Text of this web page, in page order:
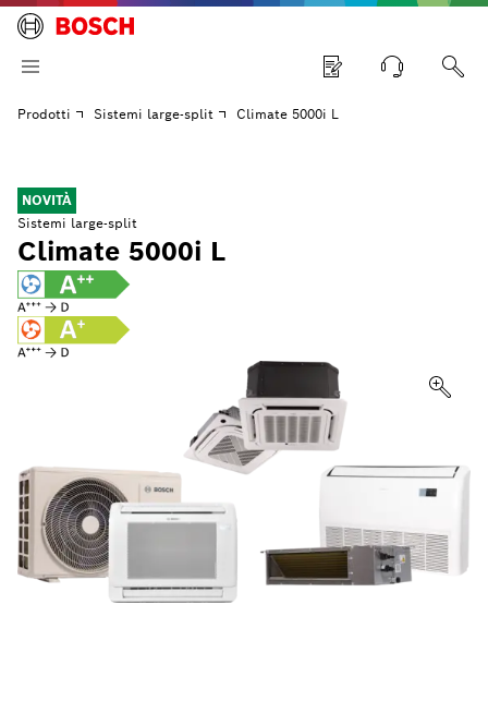
Prodotti Sistemi large-split Climate 5000i L
NOVITÀ
Sistemi large-split
Climate 5000i L